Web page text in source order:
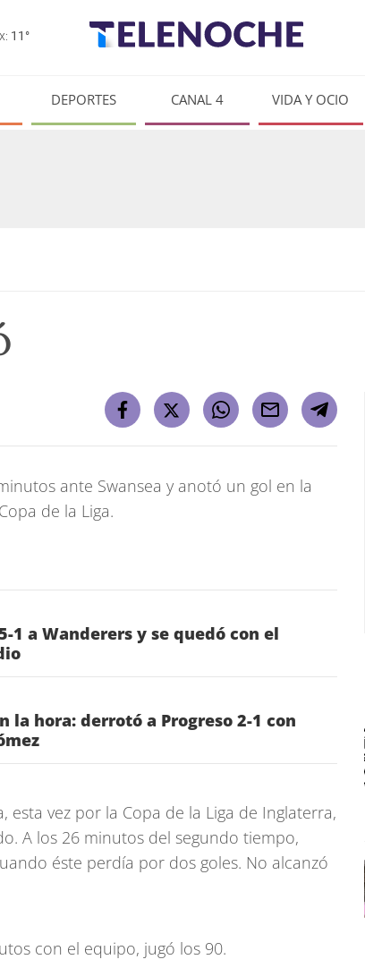
11°
DEPORTES CANAL 4 VIDA Y OCIO
ante Swansea y anotó un gol en la
de la Liga.
1 a Wanderers y se quedó con el
la hora: derrotó a Progreso 2-1 con
vez por la Copa de la Liga de Inglaterra,
A los 26 minutos del segundo tiempo,
éste perdía por dos goles. No alcanzó
con el equipo, jugó los 90.